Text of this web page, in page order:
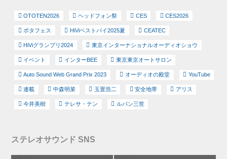
OTOTEN2026 ヘッドフォン祭 CES CES2026
ポタフェス HiViベストバイ2025夏 CEATEC
HiViグランプリ2024 東京インターナショナルオーディオショウ
イベント インターBEE 東京東京オートサロン
Auto Sound Web Grand Prix 2023 オーディオの殿堂 YouTube
連載 中森明菜 玉置浩二 安全地帯 アリス
今井美樹 テレサ・テン ルパン三世
ステレオサウンド SNS